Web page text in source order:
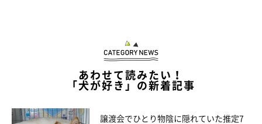
あわせて読みたい！
「犬が好き」の新着記事
譲渡会でひとり物陰に隠れていた推定7